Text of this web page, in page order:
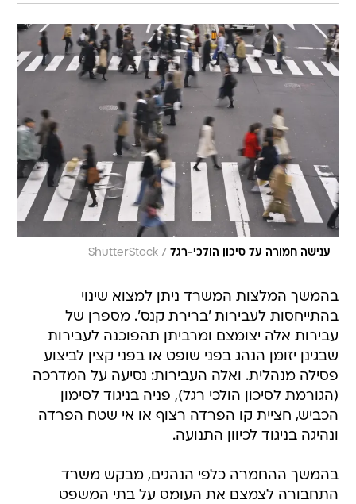
ענישה חמורה על סיכון הולכי-רגל /
ShutterStock
בהמשך המלצות המשרד ניתן למצוא שינוי
בהתייחסות לעבירות 'ברירת קנס'. מספרן של
עבירות אלה יצומצם ומרביתן תהפוכנה לעבירות
שבגינן יזומן הנהג בפני שופט או בפני קצין לביצוע
פסילה מנהלית. ואלה העבירות: נסיעה על המדרכה
(הגורמת לסיכון הולכי רגל), פניה בניגוד לסימון
הכביש, חציית קו הפרדה רצוף או אי שטח הפרדה
ונהיגה בניגוד לכיוון התנועה.
בהמשך ההחמרה כלפי הנהגים, מבקש משרד
התחבורה לצמצם את העומס על בתי המשפט